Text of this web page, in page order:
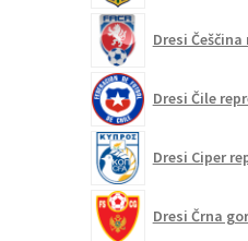
Dresi
Dresi Čile
Dresi Ciper
Dresi Črna